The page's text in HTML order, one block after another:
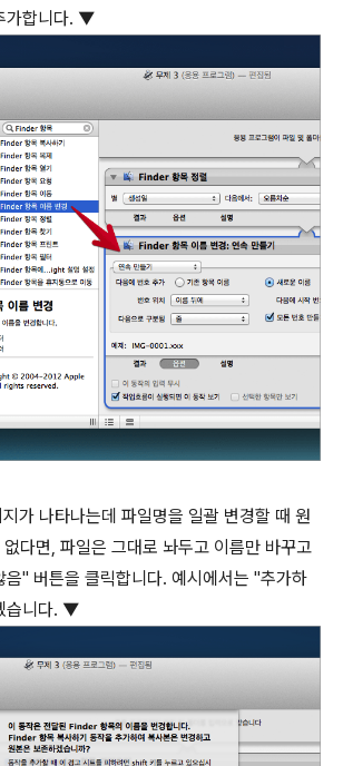
가합니다. ▼
가 나타나는데 파일명을 일괄 변경할 때 원
다면, 파일은 그대로 놔두고 이름만 바꾸고
음" 버튼을 클릭합니다. 예시에서는 "추가하
습니다. ▼